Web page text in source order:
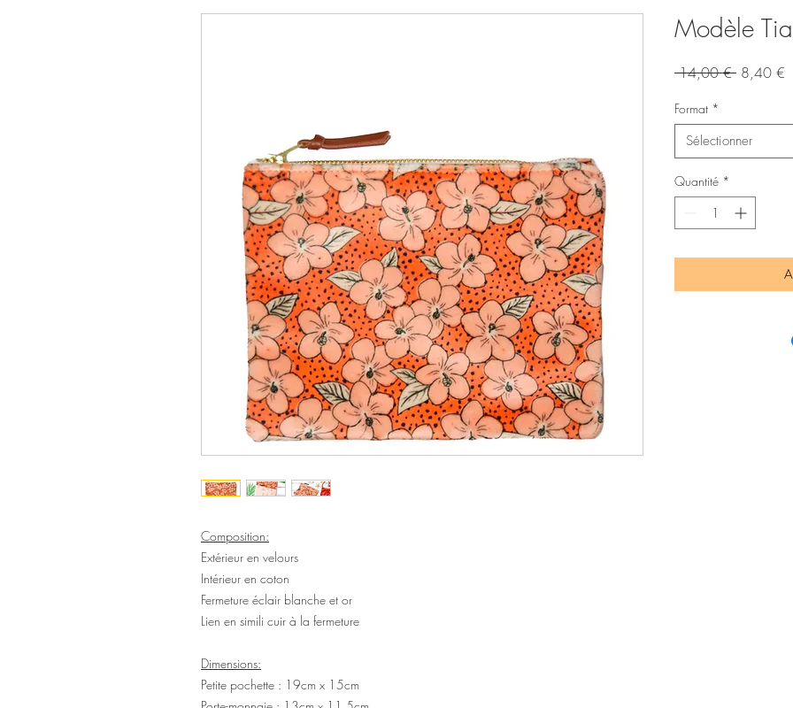
Composition:
Extérieur en velours
Intérieur en coton
Fermeture éclair blanche et or
Lien en simili cuir à la fermeture
Dimensions:
Petite pochette : 19cm x 15cm
Modèle
14,00 € Prix
8,40 €
Format *
Sélectionner
Quantité *